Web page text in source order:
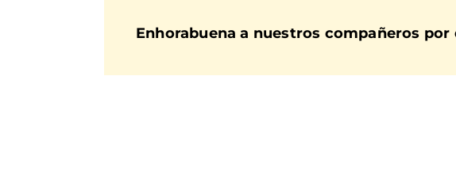
Enhorabuena a nuestros compañeros por